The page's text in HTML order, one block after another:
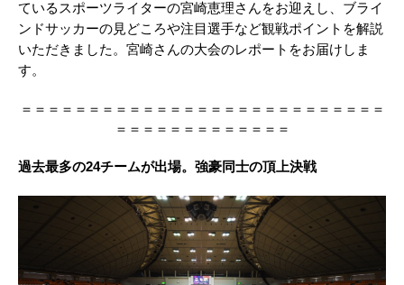
ているスポーツライターの宮崎恵理さんをお迎えし、ブライ
ンドサッカーの見どころや注目選手など観戦ポイントを解説
いただきました。宮崎さんの大会のレポートをお届けしま
す。
＝＝＝＝＝＝＝＝＝＝＝＝＝＝＝＝＝＝＝＝＝＝＝＝＝＝＝
＝＝＝＝＝＝＝＝＝＝＝＝＝
過去最多の24チームが出場。強豪同士の頂上決戦